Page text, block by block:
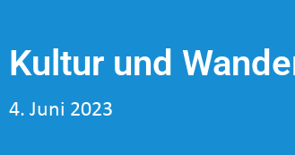
Kultur und
4. Juni 2023